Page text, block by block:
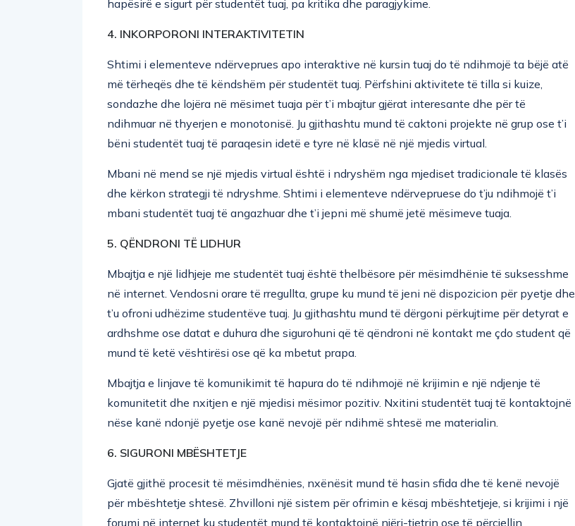
hapësirë e sigurt për studentët tuaj, pa kritika dhe paragjykime.
4. INKORPORONI INTERAKTIVITETIN
Shtimi i elementeve ndërveprues apo interaktive në kursin tuaj do të ndihmojë ta bëjë atë
më tërheqës dhe të këndshëm për studentët tuaj. Përfshini aktivitete të tilla si kuize,
sondazhe dhe lojëra në mësimet tuaja për t’i mbajtur gjërat interesante dhe për të
ndihmuar në thyerjen e monotonisë. Ju gjithashtu mund të caktoni projekte në grup ose t’i
bëni studentët tuaj të paraqesin idetë e tyre në klasë në një mjedis virtual.
Mbani në mend se një mjedis virtual është i ndryshëm nga mjediset tradicionale të klasës
dhe kërkon strategji të ndryshme. Shtimi i elementeve ndërvepruese do t’ju ndihmojë t’i
mbani studentët tuaj të angazhuar dhe t’i jepni më shumë jetë mësimeve tuaja.
5. QËNDRONI TË LIDHUR
Mbajtja e një lidhjeje me studentët tuaj është thelbësore për mësimdhënie të suksesshme
në internet. Vendosni orare të rregullta, grupe ku mund të jeni në dispozicion për pyetje dhe
t’u ofroni udhëzime studentëve tuaj. Ju gjithashtu mund të dërgoni përkujtime për detyrat e
ardhshme ose datat e duhura dhe sigurohuni që të qëndroni në kontakt me çdo student që
mund të ketë vështirësi ose që ka mbetut prapa.
Mbajtja e linjave të komunikimit të hapura do të ndihmojë në krijimin e një ndjenje të
komunitetit dhe nxitjen e një mjedisi mësimor pozitiv. Nxitini studentët tuaj të kontaktojnë
nëse kanë ndonjë pyetje ose kanë nevojë për ndihmë shtesë me materialin.
6. SIGURONI MBËSHTETJE
Gjatë gjithë procesit të mësimdhënies, nxënësit mund të hasin sfida dhe të kenë nevojë
për mbështetje shtesë. Zhvilloni një sistem për ofrimin e kësaj mbështetjeje, si krijimi i një
forumi në internet ku studentët mund të kontaktojnë njëri-tjetrin ose të përcjellin